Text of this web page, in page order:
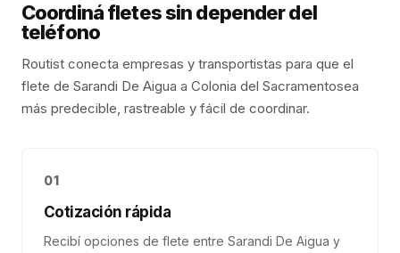
Coordiná fletes sin depender del
teléfono
Routist conecta empresas y transportistas para que el
flete de Sarandi De Aigua a Colonia del Sacramentosea
más predecible, rastreable y fácil de coordinar.
01
Cotización rápida
Recibí opciones de flete entre Sarandi De Aigua y